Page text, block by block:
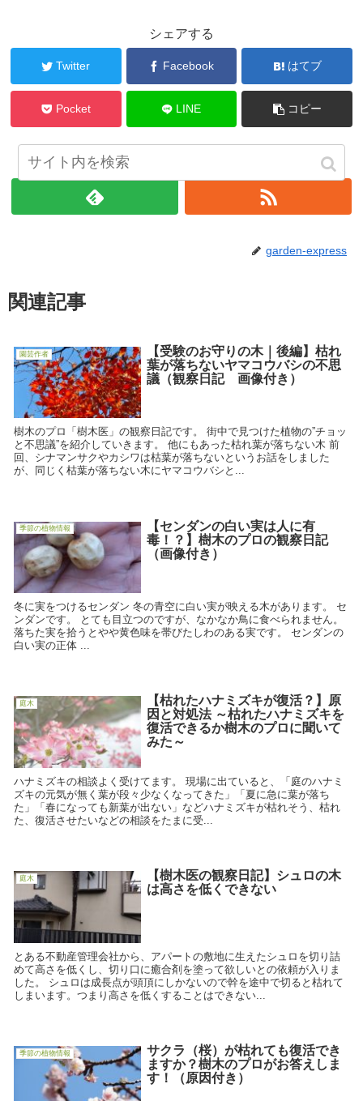
シェアする
Twitter Facebook はてブ
Pocket LINE コピー
garden-expressをフォローする
garden-express
関連記事
園芸作者
【受験のお守りの木｜後編】枯れ
葉が落ちないヤマコウバシの不思
議（観察日記 画像付き）
樹木のプロ「樹木医」の観察日記です。 街中で見つけた植物の”チョッ
と不思議”を紹介していきます。 他にもあった枯れ葉が落ちない木 前
回、シナマンサクやカシワは枯葉が落ちないというお話をしました
が、同じく枯葉が落ちない木にヤマコウバシと...
季節の植物情報
【センダンの白い実は人に有
毒！？】樹木のプロの観察日記
（画像付き）
冬に実をつけるセンダン 冬の青空に白い実が映える木があります。 セ
ンダンです。 とても目立つのですが、なかなか鳥に食べられません。
落ちた実を拾うとやや黄色味を帯びたしわのある実です。 センダンの
白い実の正体 ...
庭木
【枯れたハナミズキが復活？】原
因と対処法 ～枯れたハナミズキを
復活できるか樹木のプロに聞いて
みた～
ハナミズキの相談よく受けてます。 現場に出ていると、「庭のハナミ
ズキの元気が無く葉が段々少なくなってきた」「夏に急に葉が落ち
た」「春になっても新葉が出ない」などハナミズキが枯れそう、枯れ
た、復活させたいなどの相談をたまに受...
庭木
【樹木医の観察日記】シュロの木
は高さを低くできない
とある不動産管理会社から、アパートの敷地に生えたシュロを切り詰
めて高さを低くし、切り口に癒合剤を塗って欲しいとの依頼が入りま
した。 シュロは成長点が頭頂にしかないので幹を途中で切ると枯れて
しまいます。つまり高さを低くすることはできない...
季節の植物情報
サクラ（桜）が枯れても復活でき
ますか？樹木のプロがお答えしま
す！（原因付き）